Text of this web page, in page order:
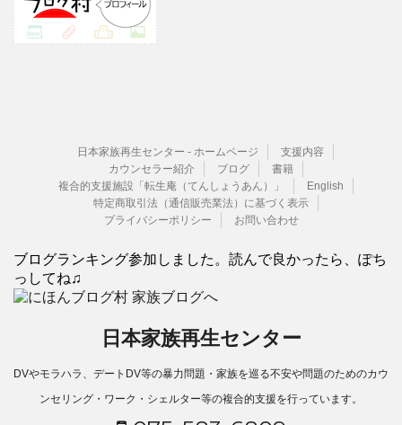
日本家族再生センター - ホームページ
支援内容
カウンセラー紹介
ブログ
書籍
複合的支援施設「転生庵（てんしょうあん）」
English
特定商取引法（通信販売業法）に基づく表示
プライバシーポリシー
お問い合わせ
ブログランキング参加しました。読んで良かったら、ぽち
っしてね♫
日本家族再生センター
DVやモラハラ、デートDV等の暴力問題・家族を巡る不安や問題のためのカウ
ンセリング・ワーク・シェルター等の複合的支援を行っています。